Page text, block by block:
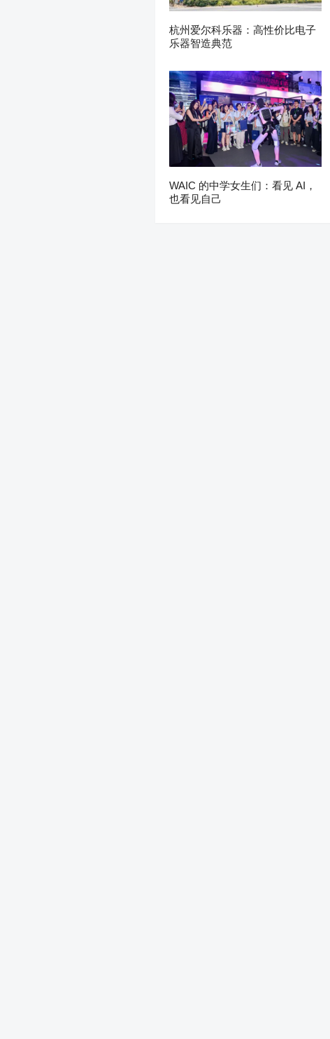
杭州爱尔科乐器：高性价比电子
乐器智造典范
WAIC 的中学女生们：看见 AI，
也看见自己